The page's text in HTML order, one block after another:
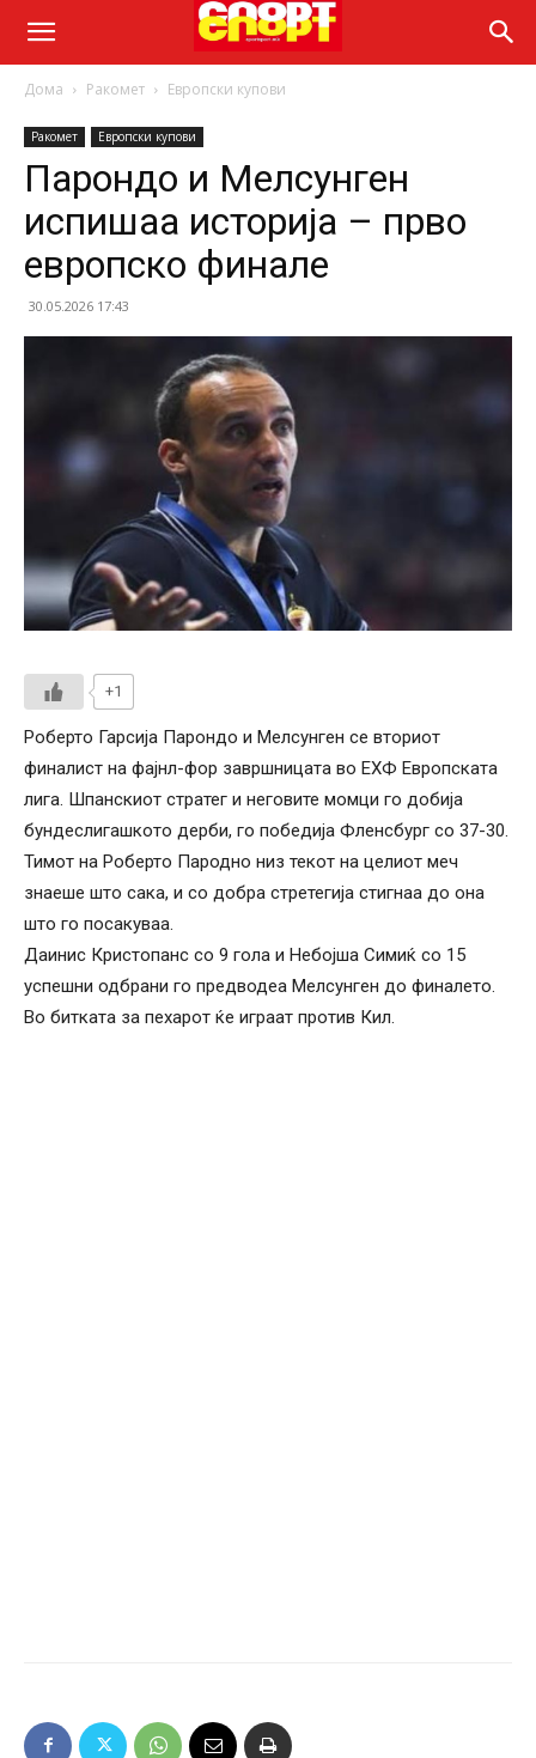
Дома Ракомет Европски купови
Ракомет Европски купови
Парондо и Мелсунген
испишаа историја – прво
европско финале
30.05.2026 17:43
+1
Роберто Гарсија Парондо и Мелсунген се вториот
финалист на фајнл-фор завршницата во ЕХФ Европската
лига. Шпанскиот стратег и неговите момци го добија
бундеслигашкото дерби, го победија Фленсбург со 37-30.
Тимот на Роберто Пародно низ текот на целиот меч
знаеше што сака, и со добра стретегија стигнаа до она
што го посакуваа.
Даинис Кристопанс со 9 гола и Небојша Симиќ со 15
успешни одбрани го предводеа Мелсунген до финалето.
Во битката за пехарот ќе играат против Кил.